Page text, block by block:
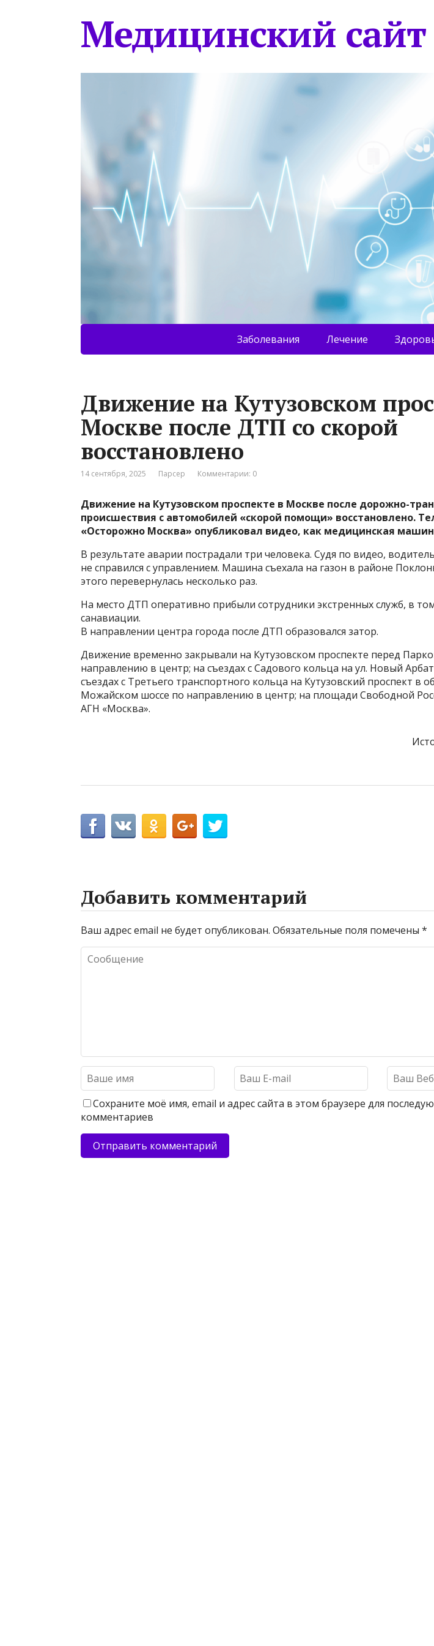
Медицинский сайт
Заболевания Лечение
Движение на Кутузовском
Москве после ДТП со скорой
восстановлено
14 сентября, 2025 Парсер Комментарии: 0
Движение на Кутузовском проспекте в Москве после дорожно-
происшествия с автомобилей «скорой помощи» восстановлено.
«Осторожно Москва» опубликовал видео, как медицинская
В результате аварии пострадали три человека. Судя по видео,
не справился с управлением. Машина съехала на газон в районе
этого перевернулась несколько раз.
На место ДТП оперативно прибыли сотрудники экстренных служб, в
санавиации.
В направлении центра города после ДТП образовался затор.
Движение временно закрывали на Кутузовском проспекте перед
направлению в центр; на съездах с Садового кольца на ул. Новый
съездах с Третьего транспортного кольца на Кутузовский проспект в
Можайском шоссе по направлению в центр; на площади Свободной
АГН «Москва».
Добавить комментарий
Ваш адрес email не будет опубликован. Обязательные поля помечены *
Сохраните моё имя, email и адрес сайта в этом браузере для
комментариев